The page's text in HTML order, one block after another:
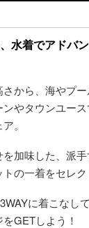
水着でアドバ
から、海やプ
やタウンユー
。
を加味した、派
の一着をセレク
に着こなし
GETしよう！